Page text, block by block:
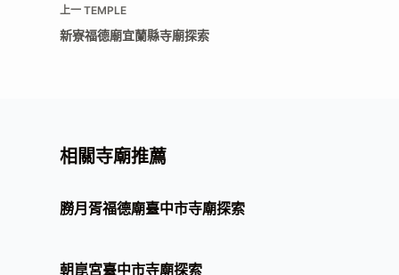
上一TEMPLE
新寮福德廟宜蘭縣寺廟探索
相關寺廟推薦
朥月胥福德廟臺中市寺廟探索
朝崑宮臺中市寺廟探索